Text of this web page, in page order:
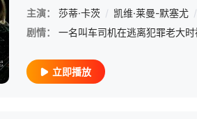
/ Pettitt / Isaac / McKee / Asher / Wagh
主演：
莎蒂·卡茨 / 凯维·莱曼-默塞尤 /
剧情：
立即播放